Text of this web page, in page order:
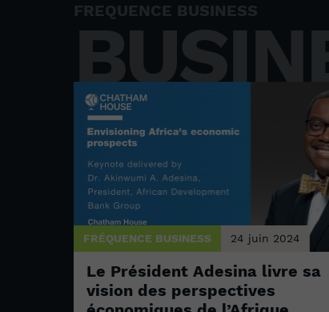
FREQUENCE BUSINESS
FRÉQUENCE BUSINESS 24 juin 2024
Le Président Adesina livre sa
vision des perspectives